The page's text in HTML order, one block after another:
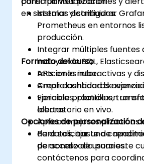
en sistemas distribuidos.
Instalar y configurar
Prometheus en entornos
producción.
Integrar múltiples fuentes
incluyendo SQL,
APIs en la nube.
Crear dashboards
variables, plantillas,
alertas.
Aplicar mejores prácticas
de datos, ajuste de
de acceso de usuarios.
Formato del curso
Lecciones interactivas y
Amplia cantidad de
Ejercicio práctico en un
laboratorio en vivo.
Opciones de personalización
Para solicitar una
personalizada para este
contáctenos para